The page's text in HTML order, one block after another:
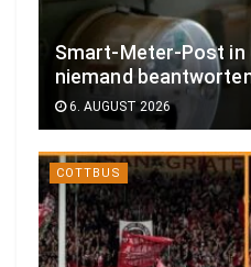
Smart-Meter-Post
niemand
6. AUGUST 2026
COTTBUS